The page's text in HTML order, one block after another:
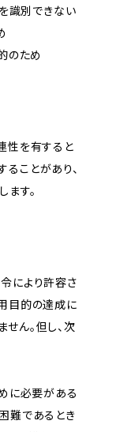
を識別できない
のため
性を有すると
ことがあり、
す。
により許容さ
目的の達成に
ん。但し、次
に必要がある
難であるとき